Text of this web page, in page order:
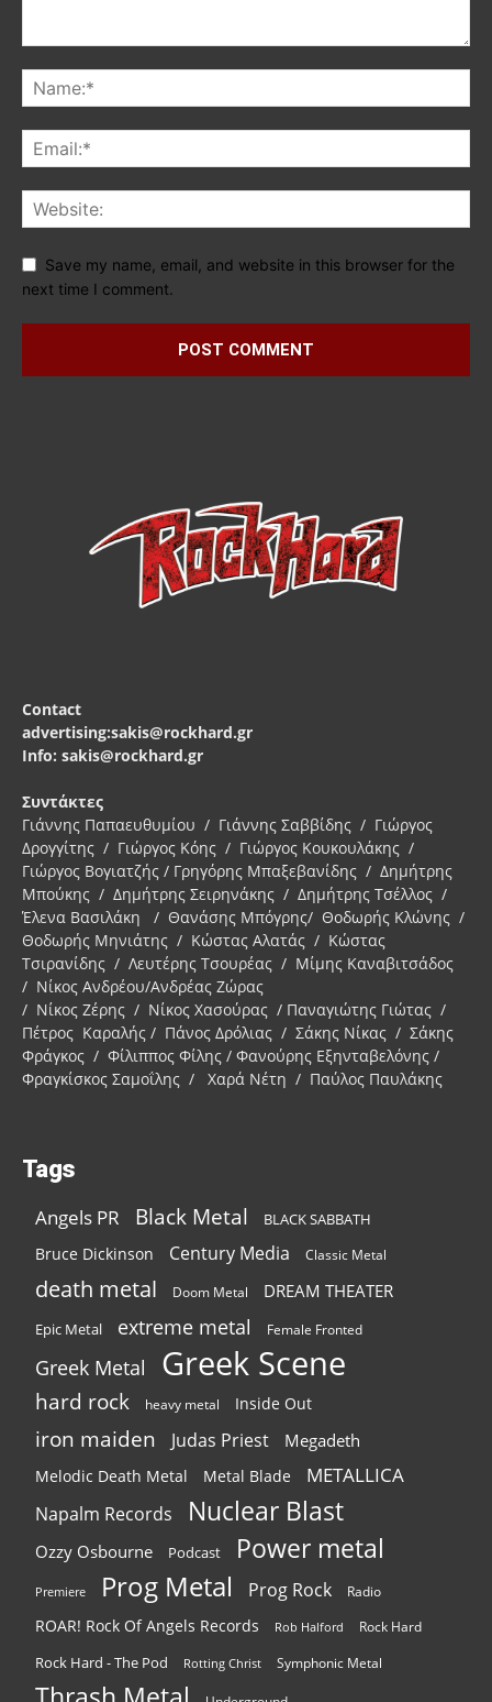
Save my name, email, and website in this browser for the
next time I comment.
Contact
advertising:sakis@rockhard.gr
Info: sakis@rockhard.gr
Συντάκτες
Γιάννης Παπαευθυμίου / Γιάννης Σαββίδης / Γιώργος
Δρογγίτης / Γιώργος Κόης / Γιώργος Κουκουλάκης /
Γιώργος Βογιατζής / Γρηγόρης Μπαξεβανίδης / Δημήτρης
Μπούκης / Δημήτρης Σειρηνάκης / Δημήτρης Τσέλλος /
Έλενα Βασιλάκη / Θανάσης Μπόγρης/ Θοδωρής Κλώνης /
Θοδωρής Μηνιάτης / Κώστας Αλατάς / Κώστας
Τσιρανίδης / Λευτέρης Τσουρέας / Μίμης Καναβιτσάδος
/ Νίκος Ανδρέου/Ανδρέας Ζώρας
/ Νίκος Ζέρης / Νίκος Χασούρας / Παναγιώτης Γιώτας /
Πέτρος Καραλής / Πάνος Δρόλιας / Σάκης Νίκας / Σάκης
Φράγκος / Φίλιππος Φίλης / Φανούρης Εξηνταβελόνης /
Φραγκίσκος Σαμοΐλης / Χαρά Νέτη / Παύλος Παυλάκης
Tags
Angels PR Black Metal BLACK SABBATH
Bruce Dickinson Century Media Classic Metal
death metal Doom Metal DREAM THEATER
Epic Metal extreme metal Female Fronted
Greek Metal Greek Scene
hard rock heavy metal Inside Out
iron maiden Judas Priest Megadeth
Melodic Death Metal Metal Blade METALLICA
Napalm Records Nuclear Blast
Ozzy Osbourne Podcast Power metal
Premiere Prog Metal Prog Rock Radio
ROAR! Rock Of Angels Records Rob Halford Rock Hard
Rock Hard - The Pod Rotting Christ Symphonic Metal